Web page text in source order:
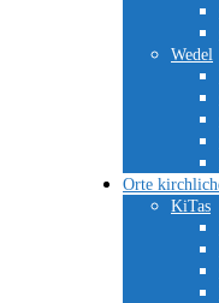
Wedel
Orte
KiTas